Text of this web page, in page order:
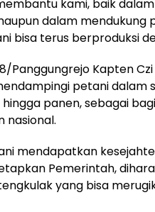
kami, baik
dalam mendukung
bisa terus berproduksi
Panggungrejo Kapten
petani
panen, sebagai
nasional.
mendapatkan
Pemerintah,
yang bisa